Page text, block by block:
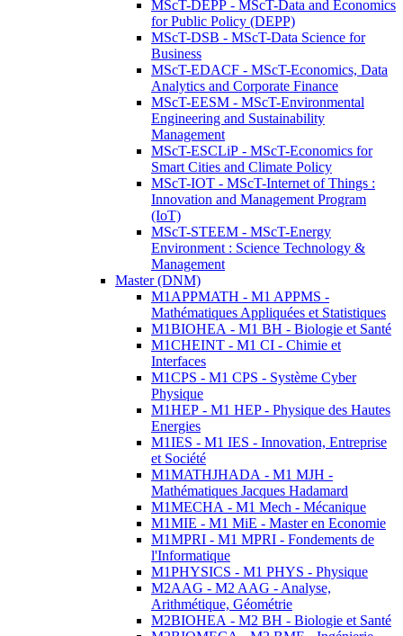
MScT-DEPP - MScT-Data and Economics
for Public Policy (DEPP)
MScT-DSB - MScT-Data Science for
Business
MScT-EDACF - MScT-Economics, Data
Analytics and Corporate Finance
MScT-EESM - MScT-Environmental
Engineering and Sustainability
Management
MScT-ESCLiP - MScT-Economics for
Smart Cities and Climate Policy
MScT-IOT - MScT-Internet of Things :
Innovation and Management Program
(IoT)
MScT-STEEM - MScT-Energy
Environment : Science Technology &
Management
Master (DNM)
M1APPMATH - M1 APPMS -
Mathématiques Appliquées et Statistiques
M1BIOHEA - M1 BH - Biologie et Santé
M1CHEINT - M1 CI - Chimie et
Interfaces
M1CPS - M1 CPS - Système Cyber
Physique
M1HEP - M1 HEP - Physique des Hautes
Energies
M1IES - M1 IES - Innovation, Entreprise
et Société
M1MATHJHADA - M1 MJH -
Mathématiques Jacques Hadamard
M1MECHA - M1 Mech - Mécanique
M1MIE - M1 MiE - Master en Economie
M1MPRI - M1 MPRI - Fondements de
l'Informatique
M1PHYSICS - M1 PHYS - Physique
M2AAG - M2 AAG - Analyse,
Arithmétique, Géométrie
M2BIOHEA - M2 BH - Biologie et Santé